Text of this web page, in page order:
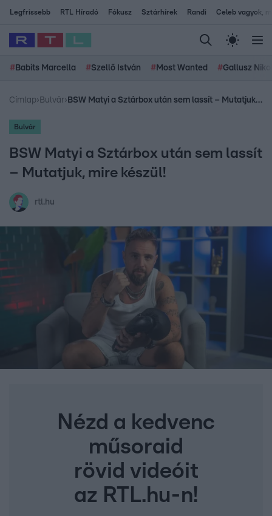
Legfrissebb RTL Híradó Fókusz Sztárhírek Randi Celeb vagyok,
# Babits Marcella #Szellő István # Most Wanted #Gallusz
Címlap› Bulvár› BSW Matyi a Sztárbox után sem lassít – Mutatjuk, mire készül!
Bulvár
BSW Matyi a Sztárbox után sem lassít
– Mutatjuk, mire készül!
rtl.hu
Nézd a kedvenc
műsoraid
rövid videóit
az RTL.hu-n!